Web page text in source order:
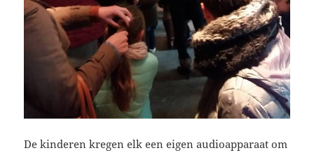
De kinderen kregen elk een eigen audioapparaat om